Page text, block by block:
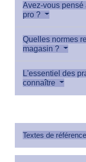
Avez-vous pensé
pro ?
Quelles normes
magasin ?
L'essentiel des
connaître
Textes de référence